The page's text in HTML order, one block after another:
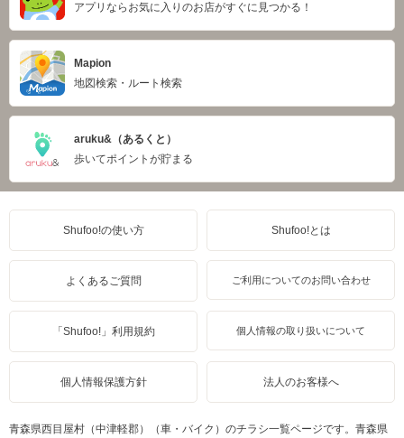
アプリならお気に入りのお店がすぐに見つかる！
Mapion
地図検索・ルート検索
aruku&（あるくと）
歩いてポイントが貯まる
Shufoo!の使い方 Shufoo!とは
よくあるご質問 ご利用についてのお問い合わせ
「Shufoo!」利用規約 個人情報の取り扱いについて
個人情報保護方針 法人のお客様へ
青森県西目屋村（中津軽郡）（車・バイク）のチラシ一覧ページです。青森県